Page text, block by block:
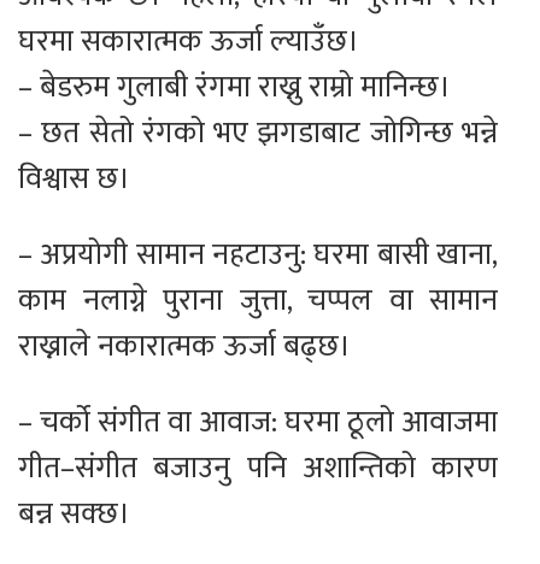
घरमा सकारात्मक ऊर्जा ल्याउँछ।
– बेडरुम गुलाबी रंगमा राख्नु राम्रो मानिन्छ।
– छत सेतो रंगको भए झगडाबाट जोगिन्छ भन्ने
विश्वास छ।
– अप्रयोगी सामान नहटाउनु: घरमा बासी खाना,
काम नलाग्ने पुराना जुत्ता, चप्पल वा सामान
राख्नाले नकारात्मक ऊर्जा बढ्छ।
– चर्को संगीत वा आवाज: घरमा ठूलो आवाजमा
गीत–संगीत बजाउनु पनि अशान्तिको कारण
बन्न सक्छ।